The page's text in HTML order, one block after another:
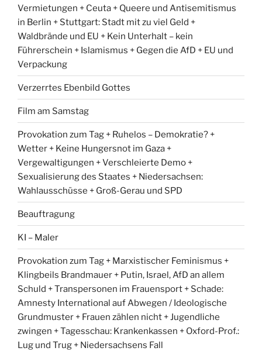
Vermietungen + Ceuta + Queere und Antisemitismus
in Berlin + Stuttgart: Stadt mit zu viel Geld +
Waldbrände und EU + Kein Unterhalt – kein
Führerschein + Islamismus + Gegen die AfD + EU und
Verpackung
Verzerrtes Ebenbild Gottes
Film am Samstag
Provokation zum Tag + Ruhelos – Demokratie? +
Wetter + Keine Hungersnot im Gaza +
Vergewaltigungen + Verschleierte Demo +
Sexualisierung des Staates + Niedersachsen:
Wahlausschüsse + Groß-Gerau und SPD
Beauftragung
KI – Maler
Provokation zum Tag + Marxistischer Feminismus +
Klingbeils Brandmauer + Putin, Israel, AfD an allem
Schuld + Transpersonen im Frauensport + Schade:
Amnesty International auf Abwegen / Ideologische
Grundmuster + Frauen zählen nicht + Jugendliche
zwingen + Tagesschau: Krankenkassen + Oxford-Prof.:
Lug und Trug + Niedersachsens Fall